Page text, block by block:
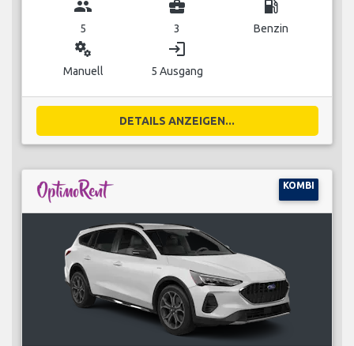
group
5
business_center
3
local_gas_station
Benzin
miscellaneous_services
Manuell
login
5 Ausgang
DETAILS ANZEIGEN...
KOMBI